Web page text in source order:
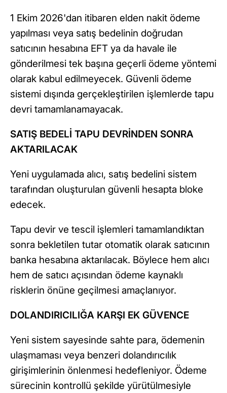
1 Ekim 2026'dan itibaren elden nakit ödeme
yapılması veya satış bedelinin doğrudan
satıcının hesabına EFT ya da havale ile
gönderilmesi tek başına geçerli ödeme yöntemi
olarak kabul edilmeyecek. Güvenli ödeme
sistemi dışında gerçekleştirilen işlemlerde tapu
devri tamamlanamayacak.
SATIŞ BEDELİ TAPU DEVRİNDEN SONRA
AKTARILACAK
Yeni uygulamada alıcı, satış bedelini sistem
tarafından oluşturulan güvenli hesapta bloke
edecek.
Tapu devir ve tescil işlemleri tamamlandıktan
sonra bekletilen tutar otomatik olarak satıcının
banka hesabına aktarılacak. Böylece hem alıcı
hem de satıcı açısından ödeme kaynaklı
risklerin önüne geçilmesi amaçlanıyor.
DOLANDIRICILIĞA KARŞI EK GÜVENCE
Yeni sistem sayesinde sahte para, ödemenin
ulaşmaması veya benzeri dolandırıcılık
girişimlerinin önlenmesi hedefleniyor. Ödeme
sürecinin kontrollü şekilde yürütülmesiyle